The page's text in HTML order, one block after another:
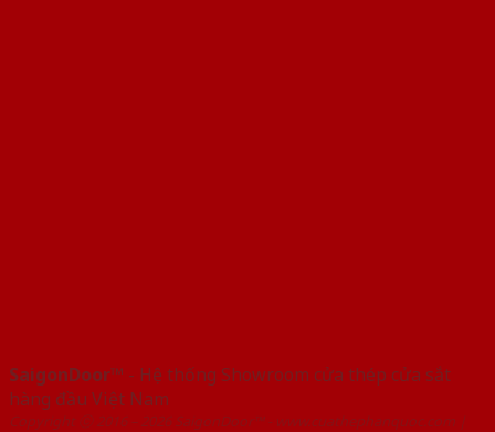
SaigonDoor™ - Hệ thống Showroom cửa thép cửa sắt
hàng đầu Việt Nam
Copyright ⓒ 2016 – 2026 SaigonDoor™ - www.cuathephanquoc.com |